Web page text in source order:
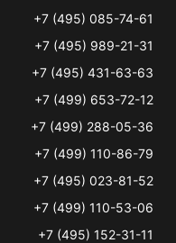
+7 (495) 085-74-61
+7 (495) 989-21-31
+7 (495) 431-63-63
+7 (499) 653-72-12
+7 (499) 288-05-36
+7 (499) 110-86-79
+7 (495) 023-81-52
+7 (499) 110-53-06
+7 (495) 152-31-11